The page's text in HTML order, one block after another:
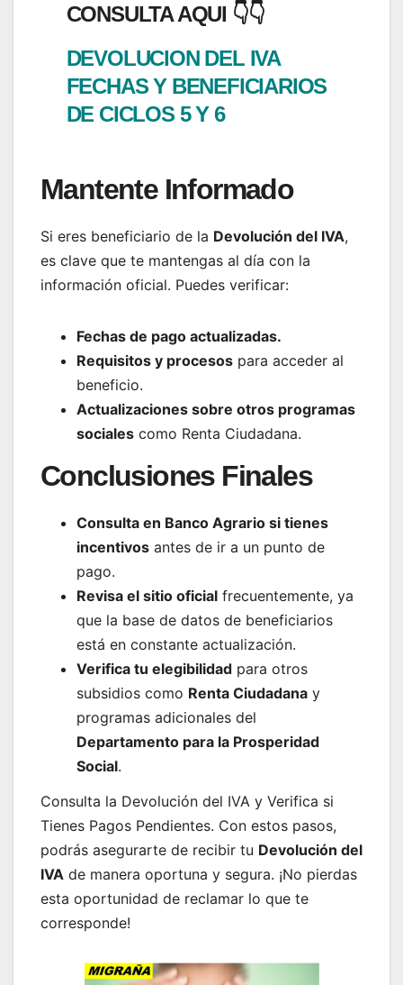
CONSULTA AQUI 👇👇
DEVOLUCION DEL IVA
FECHAS Y BENEFICIARIOS
DE CICLOS 5 Y 6
Mantente Informado
Si eres beneficiario de la Devolución del IVA,
es clave que te mantengas al día con la
información oficial. Puedes verificar:
Fechas de pago actualizadas.
Requisitos y procesos para acceder al
beneficio.
Actualizaciones sobre otros programas
sociales como Renta Ciudadana.
Conclusiones Finales
Consulta en Banco Agrario si tienes
incentivos antes de ir a un punto de
pago.
Revisa el sitio oficial frecuentemente, ya
que la base de datos de beneficiarios
está en constante actualización.
Verifica tu elegibilidad para otros
subsidios como Renta Ciudadana y
programas adicionales del
Departamento para la Prosperidad
Social.
Consulta la Devolución del IVA y Verifica si
Tienes Pagos Pendientes. Con estos pasos,
podrás asegurarte de recibir tu Devolución del
IVA de manera oportuna y segura. ¡No pierdas
esta oportunidad de reclamar lo que te
corresponde!